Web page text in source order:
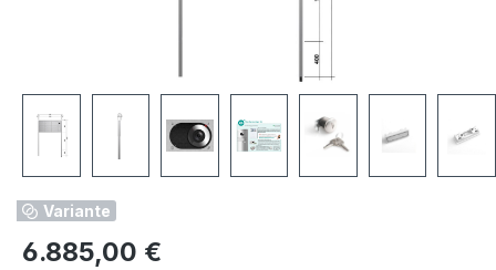
Variante
Regulärer Preis:
6.885,00 €